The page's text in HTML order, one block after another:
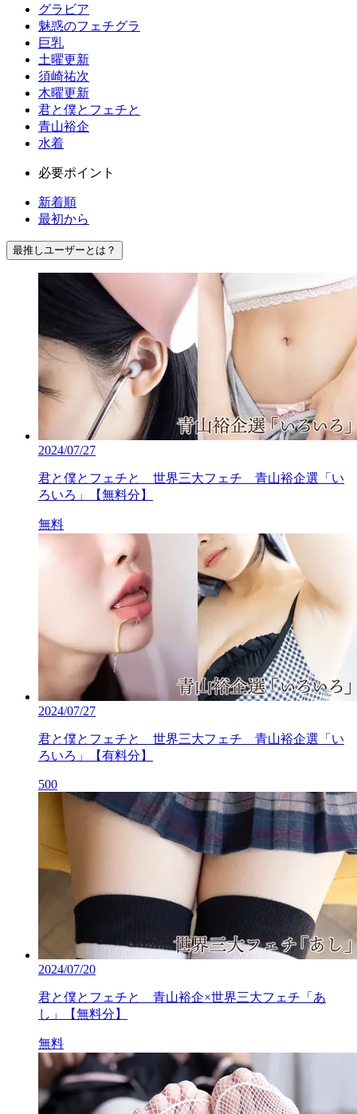
グラビア
魅惑のフェチグラ
巨乳
土曜更新
須崎祐次
木曜更新
君と僕とフェチと
青山裕企
水着
必要ポイント
新着順
最初から
最推しユーザーとは？
2024/07/27
君と僕とフェチと 世界三大フェチ 青山裕企選「い
ろいろ」【無料分】
無料
2024/07/27
君と僕とフェチと 世界三大フェチ 青山裕企選「い
ろいろ」【有料分】
500
2024/07/20
君と僕とフェチと 青山裕企×世界三大フェチ「あ
し」【無料分】
無料